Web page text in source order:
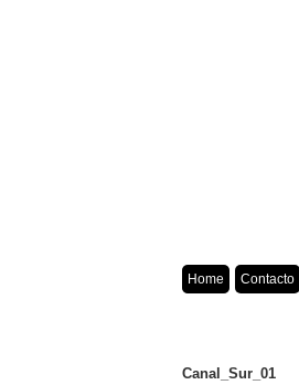
Home Contacto
Canal_Sur_01